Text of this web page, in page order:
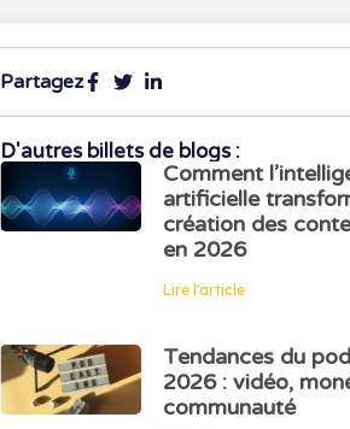
Partagez
D'autres billets de blogs :
Comment
artificielle
création des
en 2026
Lire l'article
Tendances du
2026 : vidéo,
communauté